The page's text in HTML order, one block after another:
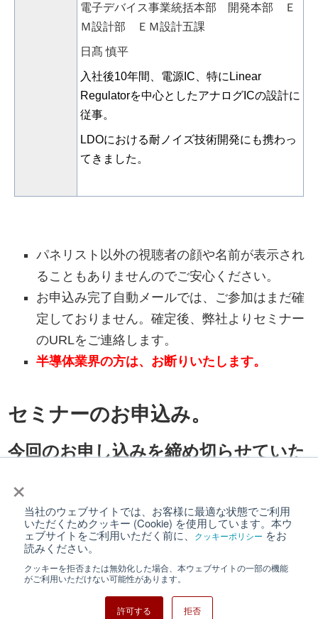
×
当社のウェブサイトでは、お客様に最適な状態でご利用
いただくためクッキー (Cookie) を使用しています。本ウ
ェブサイトをご利用いただく前に、
クッキーポリシー をお
読みください。
クッキーを拒否または無効化した場合、本ウェブサイトの一部の機能
がご利用いただけない可能性があります。
許可する 拒否
電子デバイス事業統括本部 開発本部 Ｅ
Ｍ設計部 ＥＭ設計五課
日髙 慎平
入社後10年間、電源IC 、特に Linear
Regulatorを中心としたアナログICの設計に
従事。
LDOにおける耐ノイズ技術開発にも携わっ
てきました。
パネリスト以外の視聴者の顔や名前が表示され
ることもありませんのでご安心ください。
お申込み完了自動メールでは、ご参加はまだ確
定しておりません。確定後、弊社よりセミナー
のURLをご連絡します。
半導体業界の方は、お断りいたします。
セミナーのお申込み。
今回のお申し込みを締め切らせていた
たくさんのお申込み、ありがとうござ
いました。
Copyright © Nisshinbo Micro Devices Inc. All Rights Reserved.